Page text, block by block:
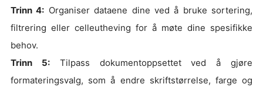
Trinn 4: Organiser dataene dine ved å bruke sortering,
filtrering eller celleutheving for å møte dine spesifikke
behov.
Trinn 5:Tilpass dokumentoppsettet ved å gjøre
formateringsvalg, som å endre skriftstørrelse, farge og